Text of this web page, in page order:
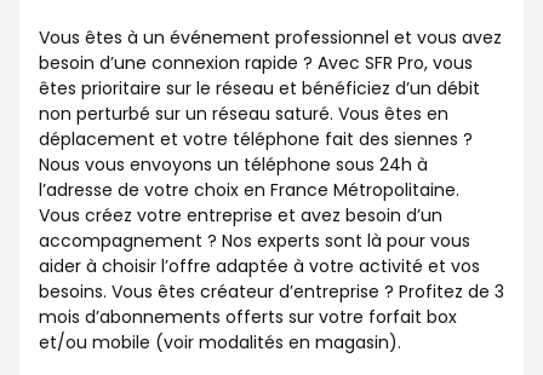
Vous êtes à un événement professionnel et vous avez
besoin d’une connexion rapide ? Avec SFR Pro, vous
êtes prioritaire sur le réseau et bénéficiez d’un débit
non perturbé sur un réseau saturé. Vous êtes en
déplacement et votre téléphone fait des siennes ?
Nous vous envoyons un téléphone sous 24h à
l’adresse de votre choix en France Métropolitaine.
Vous créez votre entreprise et avez besoin d’un
accompagnement ? Nos experts sont là pour vous
aider à choisir l’offre adaptée à votre activité et vos
besoins. Vous êtes créateur d’entreprise ? Profitez de 3
mois d’abonnements offerts sur votre forfait box
et/ou mobile (voir modalités en magasin).